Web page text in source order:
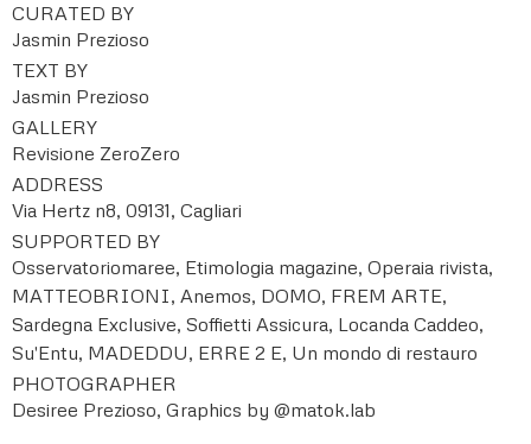
CURATED BY
Jasmin Prezioso
TEXT BY
Jasmin Prezioso
GALLERY
Revisione ZeroZero
ADDRESS
Via Hertz n8, 09131, Cagliari
SUPPORTED BY
Osservatoriomaree, Etimologia magazine, Operaia rivista,
MATTEOBRIONI, Anemos, DOMO, FREM ARTE,
Sardegna Exclusive, Soffietti Assicura, Locanda Caddeo,
Su'Entu, MADEDDU, ERRE 2 E, Un mondo di restauro
PHOTOGRAPHER
Desiree Prezioso, Graphics by @matok.lab